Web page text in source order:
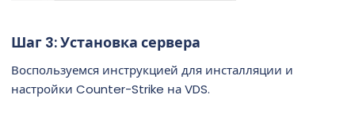
Шаг 3: Установка сервера​
Воспользуемся инструкцией для инсталляции и
настройки Counter-Strike на VDS.